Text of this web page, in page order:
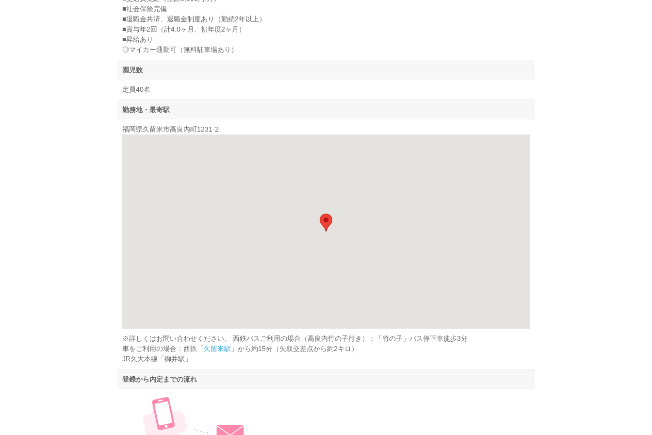
■社会保険完備
■退職金共済、退職金制度あり（勤続2年以上）
■賞与年2回（計4.0ヶ月、初年度2ヶ月）
■昇給あり
◎マイカー通勤可（無料駐車場あり）
園児数
定員40名
勤務地・最寄駅
福岡県久留米市高良内町1231-2
※詳しくはお問い合わせください。 西鉄バスご利用の場合（高良内竹の子行き）：「竹の子」バス停下車徒歩3分
車をご利用の場合：西鉄「 久留米駅 」から約15分（矢取交差点から約2キロ）
JR久大本線「御井駅」
登録から内定までの流れ